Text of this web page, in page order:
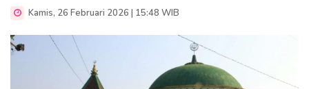
Kamis, 26 Februari 2026 | 15:48 WIB